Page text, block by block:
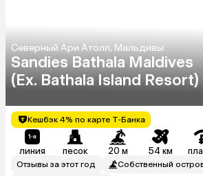
Северный Ари Атолл, Мальдивы
Sandies Bathala Maldives
(Ex. Bathala Island Resort)
Кешбэк 4% по карте Т-Банка
линия песок 20 м 54 км
Отзывы за этот год
Собственный